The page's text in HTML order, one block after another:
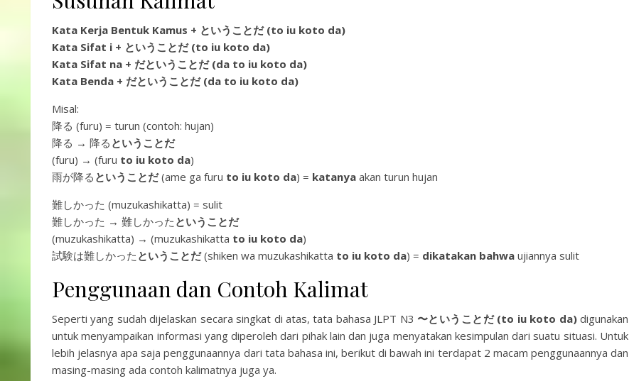
Kata Kerja Bentuk Kamus + ということだ (to iu koto da)
Kata Sifat i + ということだ (to iu koto da)
Kata Sifat na + だということだ (da to iu koto da)
Kata Benda + だということだ (da to iu koto da)
Misal:
降る (furu) = turun (contoh: hujan)
降る → 降る ということだ
(furu) → (furu to iu koto da)
雨が降る ということだ(ame ga furu to iu koto da) = katanya akan turun hujan
難しかった (muzukashikatta) = sulit
難しかった → 難しかった ということだ
(muzukashikatta) → (muzukashikatta to iu koto da)
試験は難しかった ということだ(shiken wa muzukashikatta to iu koto da) = dikatakan bahwa ujiannya sulit
Penggunaan dan Contoh Kalimat
Seperti yang sudah dijelaskan secara singkat di atas, tata bahasa JLPT N3 〜ということだ (to iu koto da)digunakan
untuk menyampaikan informasi yang diperoleh dari pihak lain dan juga menyatakan kesimpulan dari suatu situasi. Untuk
lebih jelasnya apa saja penggunaannya dari tata bahasa ini, berikut di bawah ini terdapat 2 macam penggunaannya dan
masing-masing ada contoh kalimatnya juga ya.